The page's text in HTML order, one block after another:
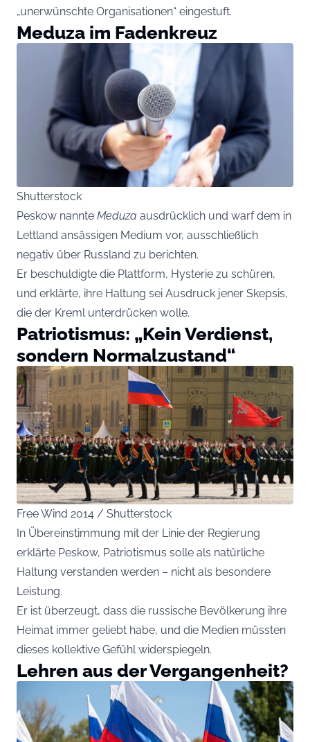
„unerwünschte Organisationen“ eingestuft.
Meduza im Fadenkreuz
Shutterstock
Peskow nannte Meduza ausdrücklich und warf dem in
Lettland ansässigen Medium vor, ausschließlich
negativ über Russland zu berichten.
Er beschuldigte die Plattform, Hysterie zu schüren,
und erklärte, ihre Haltung sei Ausdruck jener Skepsis,
die der Kreml unterdrücken wolle.
Patriotismus: „Kein Verdienst,
sondern Normalzustand“
Free Wind 2014 / Shutterstock
In Übereinstimmung mit der Linie der Regierung
erklärte Peskow, Patriotismus solle als natürliche
Haltung verstanden werden – nicht als besondere
Leistung.
Er ist überzeugt, dass die russische Bevölkerung ihre
Heimat immer geliebt habe, und die Medien müssten
dieses kollektive Gefühl widerspiegeln.
Lehren aus der Vergangenheit?